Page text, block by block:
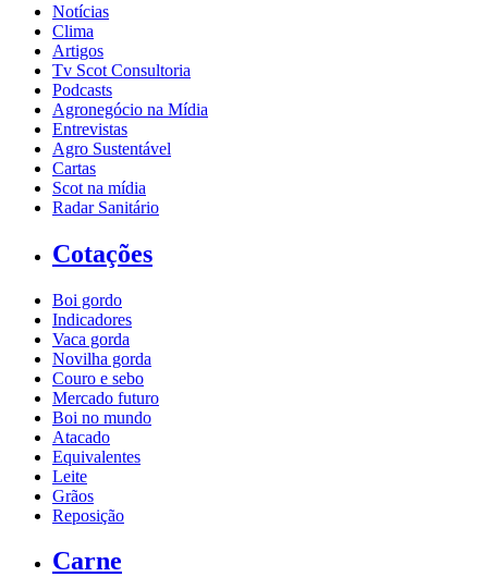
Notícias
Clima
Artigos
Tv Scot Consultoria
Podcasts
Agronegócio na Mídia
Entrevistas
Agro Sustentável
Cartas
Scot na mídia
Radar Sanitário
Cotações
Boi gordo
Indicadores
Vaca gorda
Novilha gorda
Couro e sebo
Mercado futuro
Boi no mundo
Atacado
Equivalentes
Leite
Grãos
Reposição
Carne